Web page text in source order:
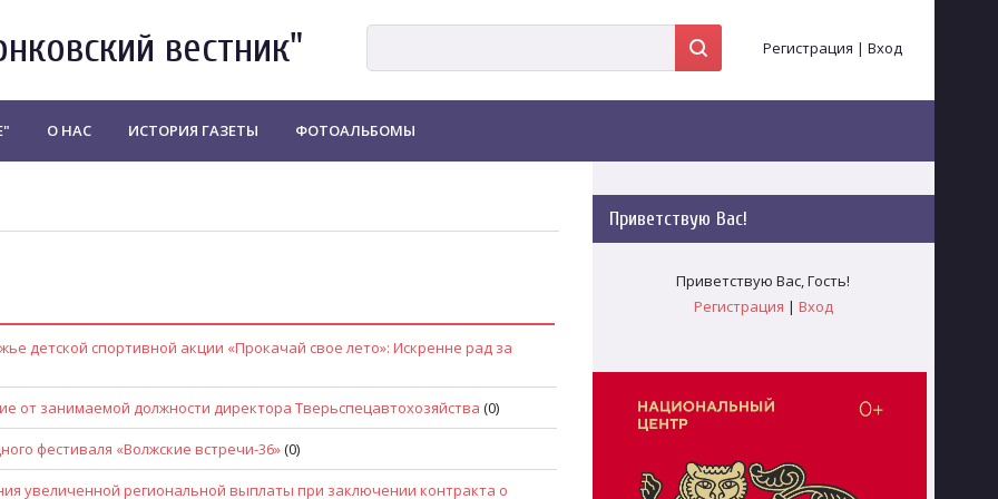
вестник" Регистрация | Вход
О НАС ИСТОРИЯ ГАЗЕТЫ ФОТОАЛЬБОМЫ
детской спортивной акции «Прокачай свое лето»: Искренне рад за
от занимаемой должности директора Тверьспецавтохозяйства (0)
фестиваля «Волжские встречи-36»(0)
увеличенной региональной выплаты при заключении контракта о
Приветствую Вас!
Приветствую Вас,Гость!
Регистрация | Вход